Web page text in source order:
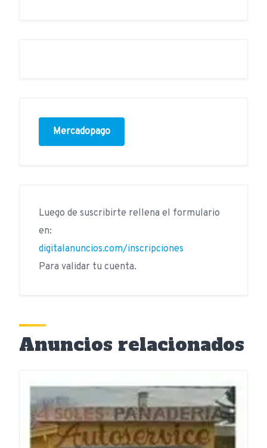
Mercadopago
Luego de suscribirte rellena el formulario
en:
digitalanuncios.com/inscripciones
Para validar tu cuenta.
Anuncios relacionados